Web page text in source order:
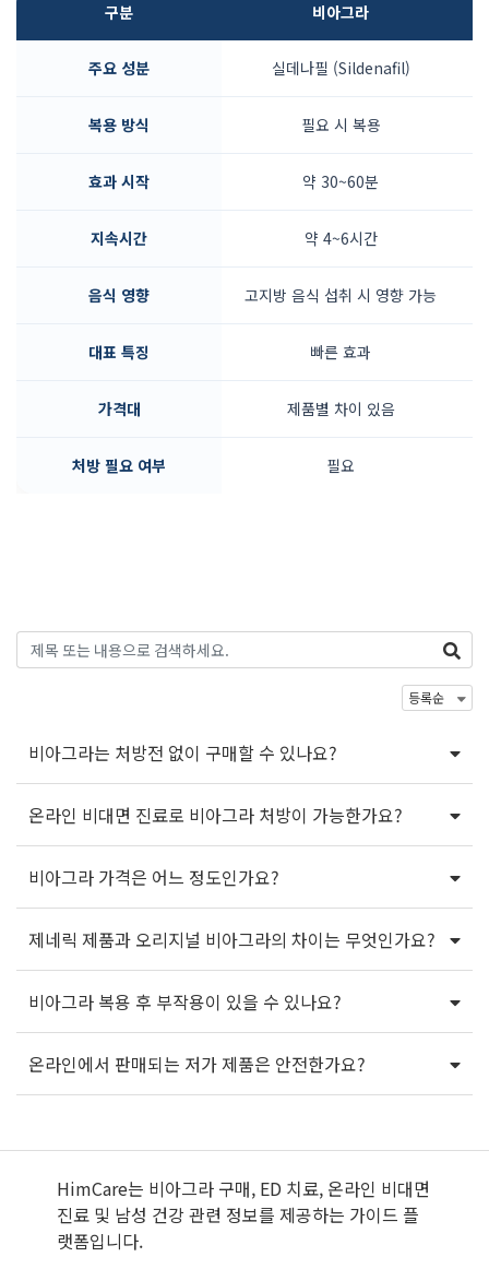
구분 비아그라
주요 성분 실데나필 (Sildenafil)
복용 방식 필요 시 복용
효과 시작 약 30~60분
지속시간 약 4~6시간
음식 영향 고지방 음식 섭취 시 영향 가능
대표 특징 빠른 효과
가격대 제품별 차이 있음
처방 필요 여부 필요
비아그라는 처방전 없이 구매할 수 있나요?
온라인 비대면 진료로 비아그라 처방이 가능한가요?
비아그라 가격은 어느 정도인가요?
제네릭 제품과 오리지널 비아그라의 차이는 무엇인가요?
비아그라 복용 후 부작용이 있을 수 있나요?
온라인에서 판매되는 저가 제품은 안전한가요?
HimCare는 비아그라 구매, ED 치료, 온라인 비대면
진료 및 남성 건강 관련 정보를 제공하는 가이드 플
랫폼입니다.